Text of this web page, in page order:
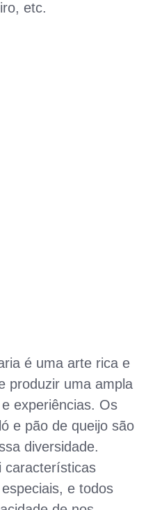
etc.
é uma arte rica e
produzir uma ampla
experiências. Os
e pão de queijo são
diversidade.
características
e todos